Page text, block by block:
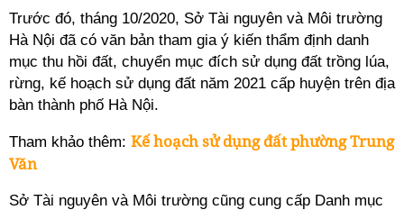
Trước đó, tháng 10/2020, Sở Tài nguyên và Môi trường
Hà Nội đã có văn bản tham gia ý kiến thẩm định danh
mục thu hồi đất, chuyển mục đích sử dụng đất trồng lúa,
rừng, kế hoạch sử dụng đất năm 2021 cấp huyện trên địa
bàn thành phố Hà Nội.
Tham khảo thêm: Kế hoạch sử dụng đất phường Trung
Văn
Sở Tài nguyên và Môi trường cũng cung cấp Danh mục